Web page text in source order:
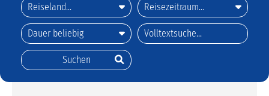
WILLKOMMEN